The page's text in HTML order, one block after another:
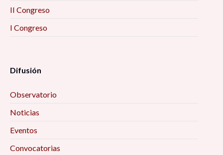
II Congreso
I Congreso
Difusión
Observatorio
Noticias
Eventos
Convocatorias